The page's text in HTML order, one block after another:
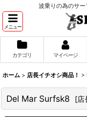
波乗りの為のサ
メニュー
カテゴリ マイページ
ホーム > 店長イチオシ商品！ >
Del Mar Surfsk8 [店